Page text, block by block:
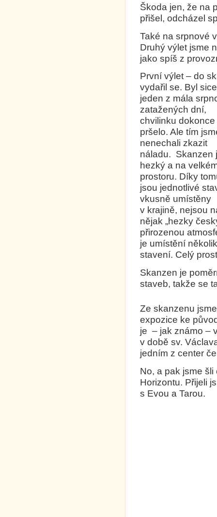
Škoda jen, že na
přišel, odcházel
Také na srpnové
Druhý výlet jsme
jako spíš z
První výlet – do
vydařil se. Byl sice
jeden z mála
zatažených dní,
chvilinku dokonce
pršelo. Ale tím
nenechali zkazit
náladu. Skanzen
hezký a na
prostoru. Díky
jsou jednotlivé
vkusně umístěny
v krajině, nejsou
nějak „hezky
přirozenou
je umístění
stavení. Celý
Skanzen je
staveb, takže se
Ze skanzenu
expozice ke
je – jak známo –
v době sv.
jedním z center
No, a pak jsme
Horizontu. Přijeli
s Evou a Tarou.